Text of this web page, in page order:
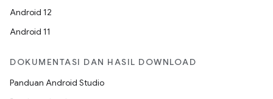
Android 12
Android 11
DOKUMENTASI DAN HASIL DOWNLOAD
Panduan Android Studio